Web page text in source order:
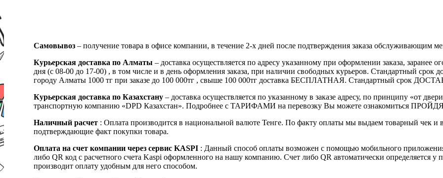
Самовывоз – получение товара в офисе компании, в течение 2-х дней после подтверждения заказа обслуживающим
Курьерская доставка по Алматы – доставка осуществляется по адресу указанному при оформлении заказа, заранее
дня (с 08-00 до 17-00) , в том числе и в день оформления заказа, при наличии свободных курьеров. Стандартный
городу Алматы 1000 тг при заказе до 100 000тг , свыше 100 000тг доставка БЕСПЛАТНАЯ. Стандартный срок
Курьерская доставка по Казахстану – доставка осуществляется по указанному в заказе адресу, по принципу «от
транспортную компанию «DPD Казахстан». Подробнее с ТАРИФАМИ на перевозку Вы можете ознакомиться
Наличный расчет : Оплата производится в национальной валюте Тенге. По факту оплаты мы выдаем товарный чек и
подтверждающие факт покупки товара.
Оплата на счет компании через сервис KASPI : Данный способ оплаты возможен с помощью мобильного
либо QR код с расчетного счета Kaspi оформленного на нашу компанию. Счет либо QR автоматически определяется у
производит оплату удобным для него способом.